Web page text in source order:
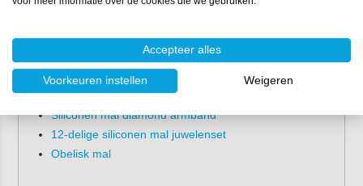
Andere mallen:
Siliconen mal voor onderzetters
Siliconen mal diamond armband
12-delige siliconen mal juwelenset
Obelisk mal
Accepteer alles
Voorkeuren instellen Weigeren